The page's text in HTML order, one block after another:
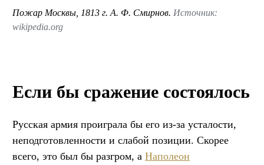
Пожар Москвы, 1813 г. А. Ф. Смирнов. Источник:
wikipedia.org
Если бы сражение состоялось
Русская армия проиграла бы его из-за усталости,
неподготовленности и слабой позиции. Скорее
всего, это был бы разгром, а Наполеон